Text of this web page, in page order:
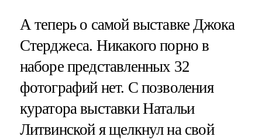
А теперь о самой выставке Джока
Стерджеса. Никакого порно в
наборе представленных 32
фотографий нет. С позволения
куратора выставки Натальи
Литвинской я щелкнул на свой